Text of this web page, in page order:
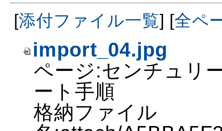
[添付ファイル一覧] [全ペ
import_04.jpg
ページ:センチュリ
ート手順
格納ファイル